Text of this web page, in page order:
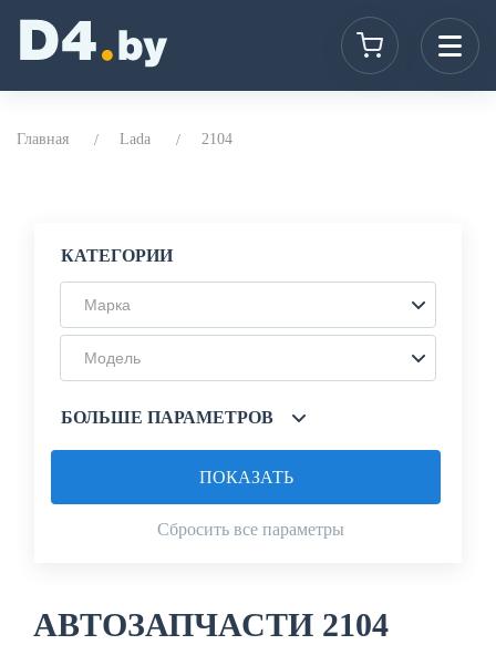
Главная Lada 2104
КАТЕГОРИИ
Марка
Модель
БОЛЬШЕ ПАРАМЕТРОВ
Сбросить все параметры
ПОКАЗАТЬ
АВТОЗАПЧАСТИ 2104